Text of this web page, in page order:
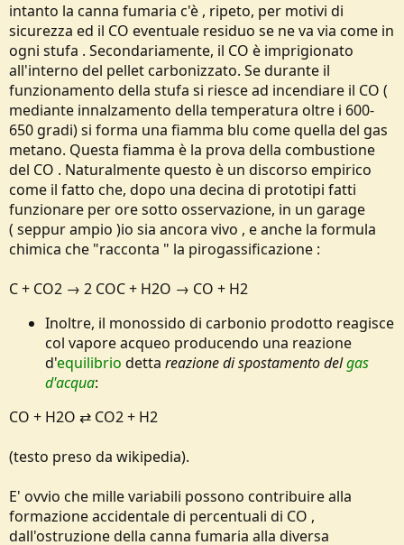
intanto la canna fumaria c'è , ripeto, per motivi di
sicurezza ed il CO eventuale residuo se ne va via come in
ogni stufa . Secondariamente, il CO è imprigionato
all'interno del pellet carbonizzato. Se durante il
funzionamento della stufa si riesce ad incendiare il CO (
mediante innalzamento della temperatura oltre i 600-
650 gradi) si forma una fiamma blu come quella del gas
metano. Questa fiamma è la prova della combustione
del CO . Naturalmente questo è un discorso empirico
come il fatto che, dopo una decina di prototipi fatti
funzionare per ore sotto osservazione, in un garage
( seppur ampio )io sia ancora vivo , e anche la formula
chimica che "racconta " la pirogassificazione :
C + CO2 → 2 COC + H2O → CO + H2
Inoltre, il monossido di carbonio prodotto reagisce
col vapore acqueo producendo una reazione
d'equilibrio detta reazione di spostamento delgas
d'acqua:
CO + H2O ⇄ CO2 + H2
(testo preso da wikipedia).
E' ovvio che mille variabili possono contribuire alla
formazione accidentale di percentuali di CO ,
dall'ostruzione della canna fumaria alla diversa